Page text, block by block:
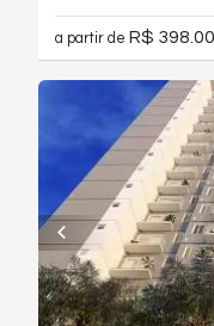
a partir de R$